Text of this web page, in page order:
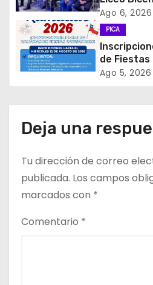
n
d
e
n
r
a
d
Alberto
minera
Ago 6, 2026
PICA
de
Ago 5, 2026
Deja una
Tu dirección de correo
publicada. Los campos
marcados con *
Comentario *